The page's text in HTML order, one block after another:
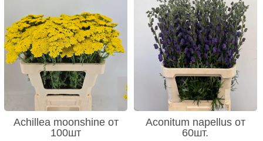
Achillea moonshine от
100шт
Aconitum napellus от
60шт.